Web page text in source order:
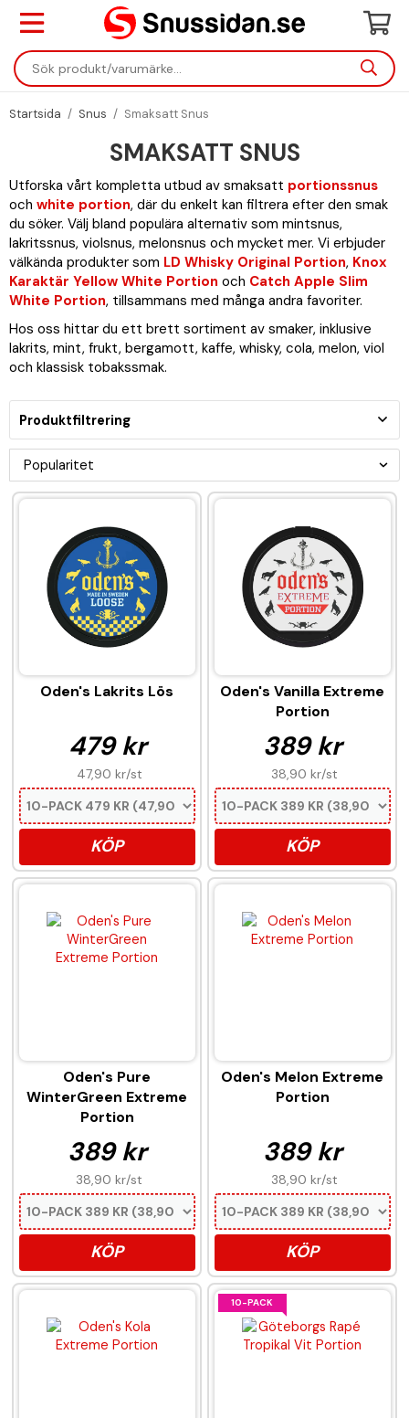
Startsida / Snus / Smaksatt Snus
SMAKSATT SNUS
Utforska vårt kompletta utbud av smaksatt portionssnus
och white portion, där du enkelt kan filtrera efter den smak
du söker. Välj bland populära alternativ som mintsnus,
lakritssnus, violsnus, melonsnus och mycket mer. Vi erbjuder
välkända produkter som LD Whisky Original Portion, Knox
Karaktär Yellow White Portion och Catch Apple Slim
White Portion, tillsammans med många andra favoriter.
Hos oss hittar du ett brett sortiment av smaker, inklusive
lakrits, mint, frukt, bergamott, kaffe, whisky, cola, melon, viol
och klassisk tobakssmak.
Produktfiltrering
Oden's Lakrits Lös
479 kr
47,90 kr/st
KÖP
Oden's Vanilla Extreme
Portion
389 kr
38,90 kr/st
KÖP
Oden's Pure
WinterGreen Extreme
Portion
389 kr
38,90 kr/st
KÖP
Oden's Melon Extreme
Portion
389 kr
38,90 kr/st
KÖP
10-PACK